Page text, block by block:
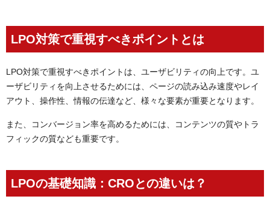
LPO対策で重視すべきポイントとは
LPO対策で重視すべきポイントは、ユーザビリティの向上です。ユ
ーザビリティを向上させるためには、ページの読み込み速度やレイ
アウト、操作性、情報の伝達など、様々な要素が重要となります。
また、コンバージョン率を高めるためには、コンテンツの質やトラ
フィックの質なども重要です。
LPOの基礎知識：CROとの違いは？